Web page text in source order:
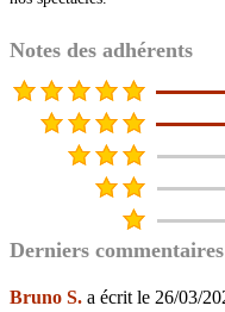
Notes des adhérents
Derniers
Bruno S. a écrit le 26/03/